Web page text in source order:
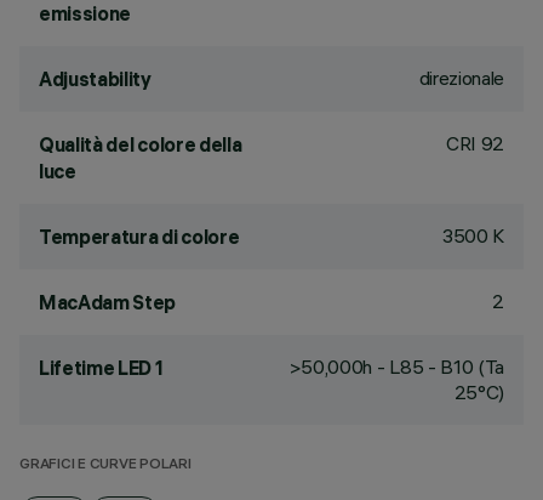
emissione
Adjustability direzionale
Qualità del colore della
luce
CRI 92
Temperatura di colore 3500 K
MacAdam Step 2
Lifetime LED 1
>50,000h - L85 - B10 (Ta
25°C)
GRAFICI E CURVE POLARI